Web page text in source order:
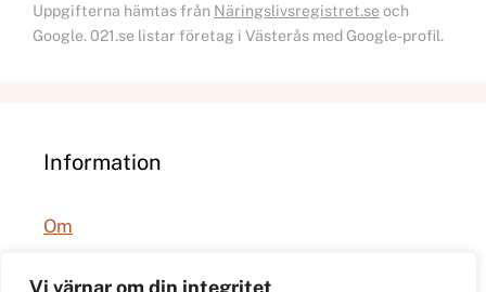
Vi värnar om din integritet
Uppgifterna hämtas från Näringslivsregistret.se och
Google. 021.se listar företag i Västerås med Google-profil.
Information
Om